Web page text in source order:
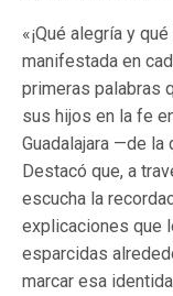
«¡Qué alegría y
manifestada en
primeras palabras
sus hijos en la fe
Guadalajara —de
Destacó que, a
escucha la
explicaciones que
esparcidas
marcar esa